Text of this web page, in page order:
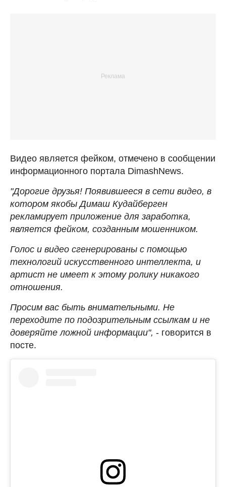
Видео является фейком, отмечено в сообщении
информационного портала DimashNews.
"Дорогие друзья! Появившееся в сети видео, в
котором якобы Димаш Кудайберген
рекламирует приложение для заработка,
является фейком, созданным мошенником.
Голос и видео сгенерированы с помощью
технологий искусственного интеллекта, и
артист не имеет к этому ролику никакого
отношения.
Просим вас быть внимательными. Не
переходите по подозрительным ссылкам и не
доверяйте ложной информации", - говорится в
посте.